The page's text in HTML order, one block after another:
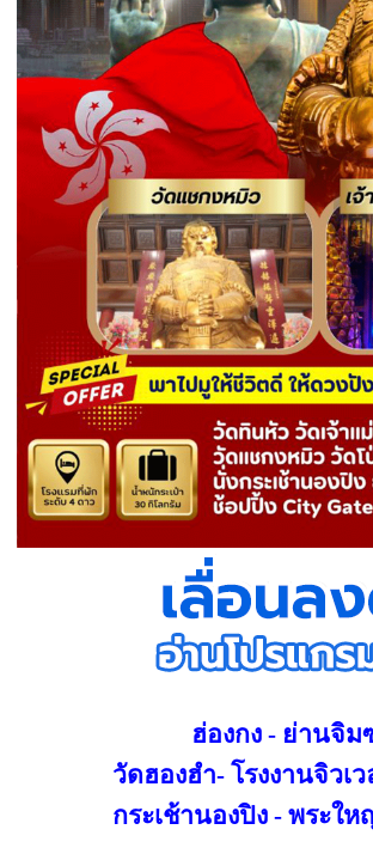
ฮ่องกง - ย่านจิ
วัดฮองฮำ- โรงงานจิว
กระเช้านองปิง - พระใ